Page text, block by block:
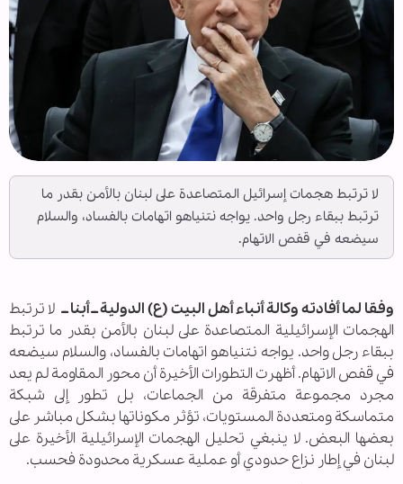
لا ترتبط هجمات إسرائيل المتصاعدة على لبنان بالأمن بقدر ما
ترتبط ببقاء رجل واحد. يواجه نتنياهو اتهامات بالفساد، والسلام
سيضعه في قفص الاتهام.
وفقا لما أفادته وكالة أنباء أهل البيت (ع) الدولية ــ أبنا ــ لا ترتبط
الهجمات الإسرائيلية المتصاعدة على لبنان بالأمن بقدر ما ترتبط
ببقاء رجل واحد. يواجه نتنياهو اتهامات بالفساد، والسلام سيضعه
في قفص الاتهام. أظهرت التطورات الأخيرة أن محور المقاومة لم يعد
مجرد مجموعة متفرقة من الجماعات، بل تطور إلى شبكة
متماسكة ومتعددة المستويات، تؤثر مكوناتها بشكل مباشر على
بعضها البعض. لا ينبغي تحليل الهجمات الإسرائيلية الأخيرة على
لبنان في إطار نزاع حدودي أو عملية عسكرية محدودة فحسب.